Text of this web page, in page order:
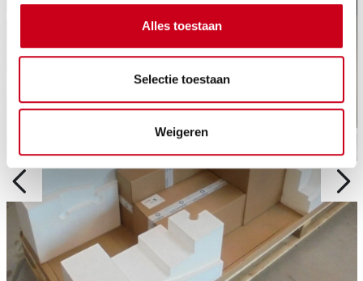
Alles toestaan
Selectie toestaan
Weigeren